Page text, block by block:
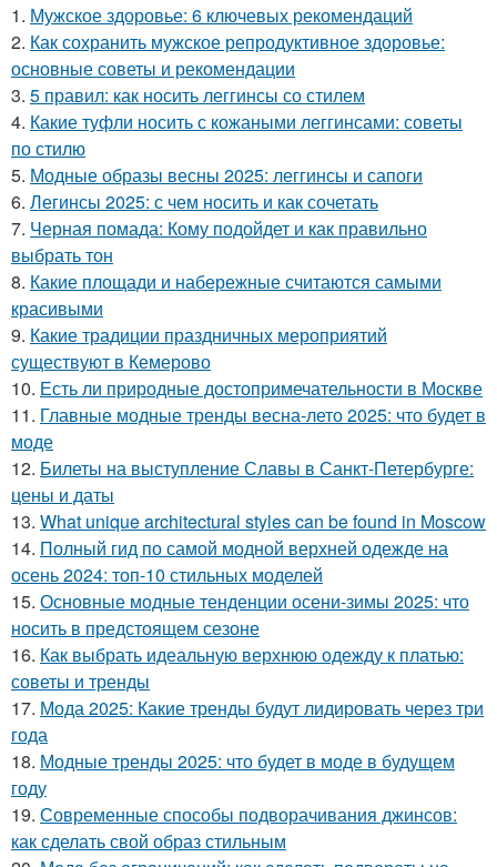
1. Мужское здоровье: 6 ключевых рекомендаций
2. Как сохранить мужское репродуктивное здоровье:
основные советы и рекомендации
3. 5 правил: как носить леггинсы со стилем
4. Какие туфли носить с кожаными леггинсами: советы
по стилю
5. Модные образы весны 2025: леггинсы и сапоги
6. Легинсы 2025: с чем носить и как сочетать
7. Черная помада: Кому подойдет и как правильно
выбрать тон
8. Какие площади и набережные считаются самыми
красивыми
9. Какие традиции праздничных мероприятий
существуют в Кемерово
10. Есть ли природные достопримечательности в Москве
11. Главные модные тренды весна-лето 2025: что будет в
моде
12. Билеты на выступление Славы в Санкт-Петербурге:
цены и даты
13. What unique architectural styles can be found in Moscow
14. Полный гид по самой модной верхней одежде на
осень 2024: топ-10 стильных моделей
15. Основные модные тенденции осени-зимы 2025: что
носить в предстоящем сезоне
16. Как выбрать идеальную верхнюю одежду к платью:
советы и тренды
17. Мода 2025: Какие тренды будут лидировать через три
года
18. Модные тренды 2025: что будет в моде в будущем
году
19. Современные способы подворачивания джинсов:
как сделать свой образ стильным